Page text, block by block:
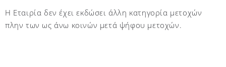
Η Εταιρία δεν έχει εκδώσει άλλη κατηγορία μετοχών
πλην των ως άνω κοινών μετά ψήφου μετοχών.